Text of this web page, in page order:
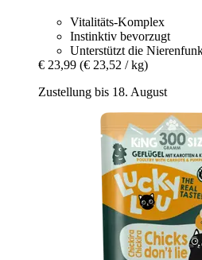
Vitalitäts-Komplex
Instinktiv bevorzugt
Unterstützt die
€ 23,99 (€ 23,52 / kg)
Zustellung bis 18. August